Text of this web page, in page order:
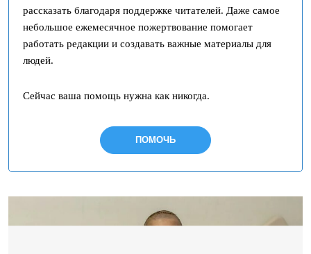
рассказать благодаря поддержке читателей. Даже самое
небольшое ежемесячное пожертвование помогает
работать редакции и создавать важные материалы для
людей.
Сейчас ваша помощь нужна как никогда.
ПОМОЧЬ